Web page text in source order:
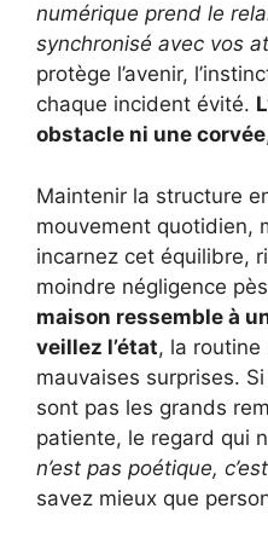
numérique prend le
synchronisé avec vos
protège l’avenir,
chaque incident évité.
obstacle ni une corvée
Maintenir la structure
mouvement quotidien,
incarnez cet équilibre,
moindre négligence
maison ressemble à
veillez l’état, la routine
mauvaises surprises.
sont pas les grands
patiente, le regard qui
n’est pas poétique,
savez mieux que